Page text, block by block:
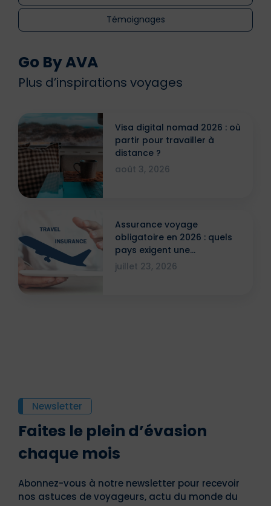
Témoignages
Go By AVA
Plus d’inspirations voyages
Visa digital nomad 2026 : où
partir pour travailler à
distance ?
août 3, 2026
Assurance voyage
obligatoire en 2026 : quels
pays exigent une
attestation ?
juillet 23, 2026
Newsletter
Faites le plein d’évasion
chaque mois
Abonnez-vous à notre newsletter pour recevoir
nos astuces de voyageurs, actu du monde du